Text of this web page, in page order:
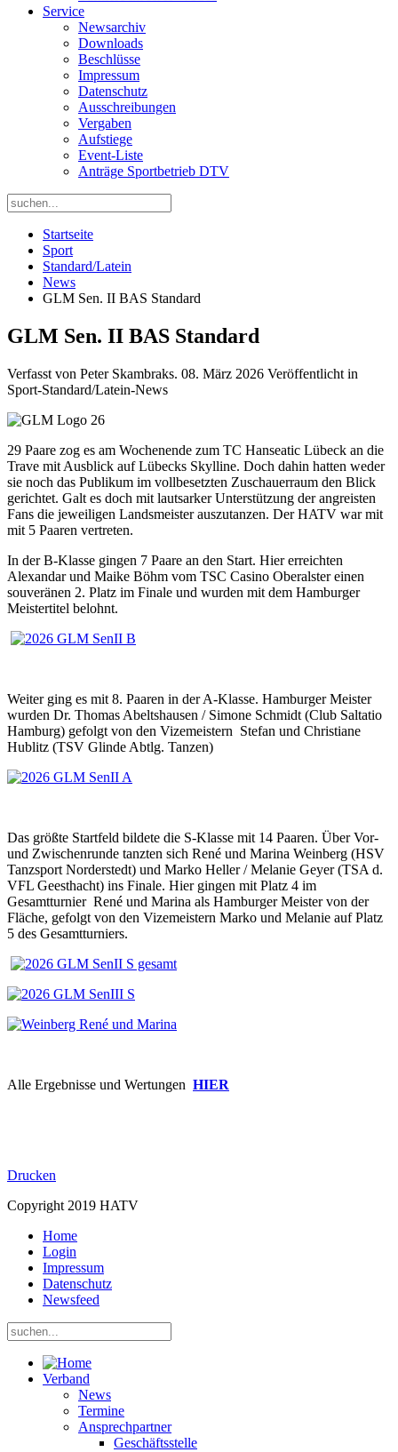
Service
Newsarchiv
Downloads
Beschlüsse
Impressum
Datenschutz
Ausschreibungen
Vergaben
Aufstiege
Event-Liste
Anträge Sportbetrieb DTV
Startseite
Sport
Standard/Latein
News
GLM Sen. II BAS Standard
GLM Sen. II BAS Standard
Verfasst von Peter Skambraks. 08. März 2026 Veröffentlicht in
Sport-Standard/Latein-News
29 Paare zog es am Wochenende zum TC Hanseatic Lübeck an die
Trave mit Ausblick auf Lübecks Skylline. Doch dahin hatten weder
sie noch das Publikum im vollbesetzten Zuschauerraum den Blick
gerichtet. Galt es doch mit lautsarker Unterstützung der angreisten
Fans die jeweiligen Landsmeister auszutanzen. Der HATV war mit
mit 5 Paaren vertreten.
In der B-Klasse gingen 7 Paare an den Start. Hier erreichten
Alexandar und Maike Böhm vom TSC Casino Oberalster einen
souveränen 2. Platz im Finale und wurden mit dem Hamburger
Meistertitel belohnt.
Weiter ging es mit 8. Paaren in der A-Klasse. Hamburger Meister
wurden Dr. Thomas Abeltshausen / Simone Schmidt (Club Saltatio
Hamburg) gefolgt von den Vizemeistern Stefan und Christiane
Hublitz (TSV Glinde Abtlg. Tanzen)
Das größte Startfeld bildete die S-Klasse mit 14 Paaren. Über Vor-
und Zwischenrunde tanzten sich René und Marina Weinberg (HSV
Tanzsport Norderstedt) und Marko Heller / Melanie Geyer (TSA d.
VFL Geesthacht) ins Finale. Hier gingen mit Platz 4 im
Gesamtturnier René und Marina als Hamburger Meister von der
Fläche, gefolgt von den Vizemeistern Marko und Melanie auf Platz
5 des Gesamtturniers.
Alle Ergebnisse und Wertungen HIER
Drucken
Copyright 2019 HATV
Home
Login
Impressum
Datenschutz
Newsfeed
Verband
News
Termine
Ansprechpartner
Geschäftsstelle